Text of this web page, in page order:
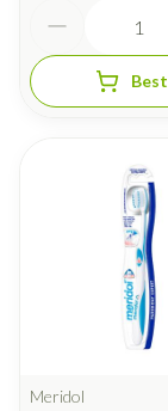
Meridol